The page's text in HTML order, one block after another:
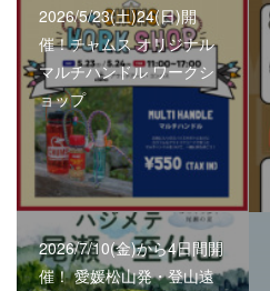
2026/5/23(土)24(日)開
催！チャムス オリジナル
マルチハンドル ワークシ
ョップ
2026/7/10(金)から4日間開
催！ 愛媛松山発・登山遠